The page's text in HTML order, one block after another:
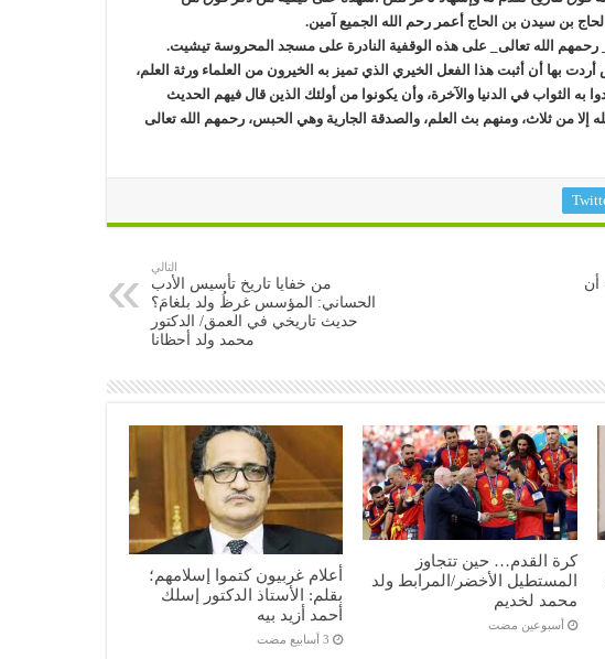
بن سيدن بن الحاج أعمر رحم الله الجميع آمين.
الله تعالى_ على هذه الوقفية النادرة على مسجد المحروسة تيشيت.
بها أن أثبت هذا الفعل الخيري الذي تميز به الخيرون من العلماء ورثة العلم،
به الثواب في الدنيا والآخرة، وأن يكونوا من أولئك الذين قال فيهم الحديث
إلا من ثلاث، ومنهم بث العلم، والصدقة الجارية وهي الحبس، رحمهم الله تعالى
أن
التالي
من خفايا تاريخ تأسيس الأدب
الحساني: المؤسس غرظُ ولد بلغامَ؟
حديث تاريخي في العمق/ الدكتور
محمد ولد أحظانا
كرة القدم… حين تتجاوز
المستطيل الأخضر/المرابط ولد
محمد لخديم
‏أسبوعين مضت
أعلام غربيون كتموا إسلامهم؛
بقلم: الأستاذ الدكتور إسلك
أحمد أزيد بيه